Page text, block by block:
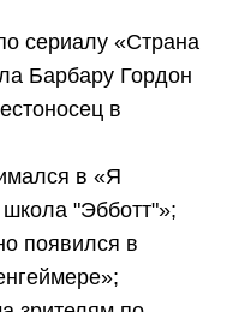
сериалу «Страна
Барбару Гордон
в
в «Я
"Эбботт"»;
появился в